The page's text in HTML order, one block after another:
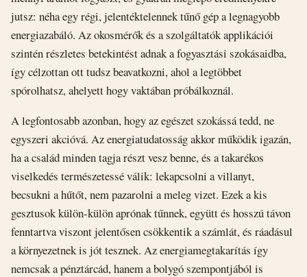
jutsz: néha egy régi, jelentéktelennek tűnő gép a legnagyobb
energiazabáló. Az okosmérők és a szolgáltatók applikációi
szintén részletes betekintést adnak a fogyasztási szokásaidba,
így célzottan ott tudsz beavatkozni, ahol a legtöbbet
spórolhatsz, ahelyett hogy vaktában próbálkoznál.
A legfontosabb azonban, hogy az egészet szokássá tedd, ne
egyszeri akcióvá. Az energiatudatosság akkor működik igazán,
ha a család minden tagja részt vesz benne, és a takarékos
viselkedés természetessé válik: lekapcsolni a villanyt,
becsukni a hűtőt, nem pazarolni a meleg vizet. Ezek a kis
gesztusok külön-külön aprónak tűnnek, együtt és hosszú távon
fenntartva viszont jelentősen csökkentik a számlát, és ráadásul
a környezetnek is jót tesznek. Az energiamegtakarítás így
nemcsak a pénztárcád, hanem a bolygó szempontjából is